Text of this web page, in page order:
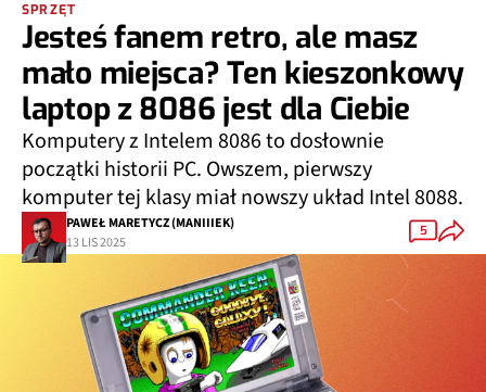
SPRZĘT
Jesteś fanem retro, ale masz
mało miejsca? Ten kieszonkowy
laptop z 8086 jest dla Ciebie
Komputery z Intelem 8086 to dosłownie
początki historii PC. Owszem, pierwszy
komputer tej klasy miał nowszy układ Intel 8088.
PAWEŁ MARETYCZ (MANIIIEK)
13 LIS 2025
5